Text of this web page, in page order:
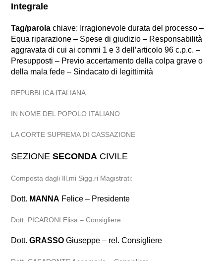
Integrale
Tag/parola chiave: Irragionevole durata del processo –
Equa riparazione – Spese di giudizio – Responsabilità
aggravata di cui ai commi 1 e 3 dell’articolo 96 c.p.c. –
Presupposti – Previo accertamento della colpa grave o
della mala fede – Sindacato di legittimità
REPUBBLICA ITALIANA
IN NOME DEL POPOLO ITALIANO
LA CORTE SUPREMA DI CASSAZIONE
SEZIONESECONDA CIVILE
Composta dagli Ill.mi Sigg.ri Magistrati:
Dott. MANNA Felice – Presidente
Dott. PICARONI Elisa – Consigliere
Dott.GRASSO Giuseppe – rel. Consigliere